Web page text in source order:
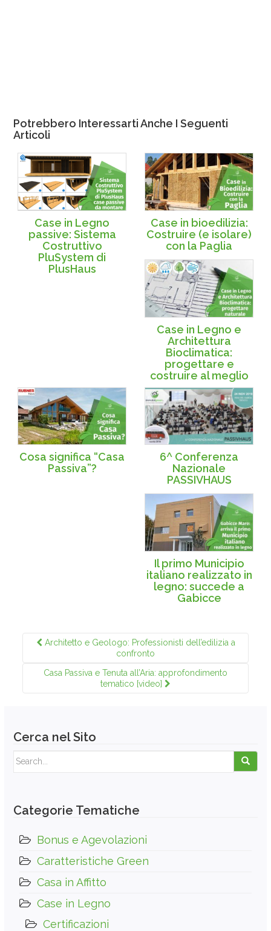
Potrebbero Interessarti Anche I Seguenti
Articoli
Case in Legno
passive: Sistema
Costruttivo
PluSystem di
PlusHaus
Case in bioedilizia:
Costruire (e isolare)
con la Paglia
Case in Legno e
Architettura
Bioclimatica:
progettare e
costruire al meglio
Cosa significa “Casa
Passiva”?
6^ Conferenza
Nazionale
PASSIVHAUS
Il primo Municipio
italiano realizzato in
legno: succede a
Gabicce
Architetto e Geologo: Professionisti dell’edilizia a
confronto
Casa Passiva e Tenuta all’Aria: approfondimento
tematico [video]
Cerca nel Sito
Search for:
Categorie Tematiche
Bonus e Agevolazioni
Caratteristiche Green
Casa in Affitto
Case in Legno
Certificazioni